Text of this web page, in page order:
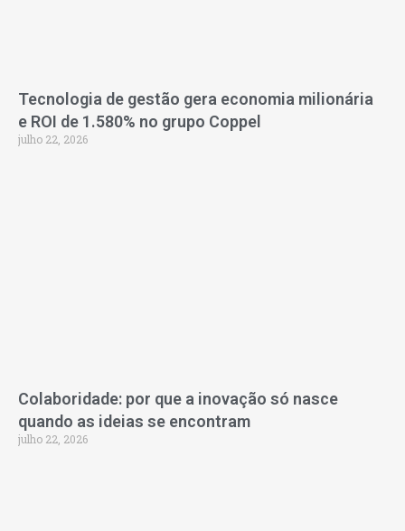
Tecnologia de gestão gera economia milionária
e ROI de 1.580% no grupo Coppel
julho 22, 2026
Colaboridade: por que a inovação só nasce
quando as ideias se encontram
julho 22, 2026